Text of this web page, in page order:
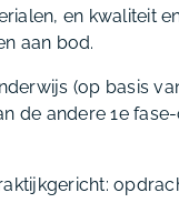
en kwaliteit
aan bod.
(op basis
de andere 1e